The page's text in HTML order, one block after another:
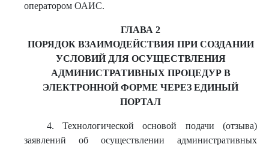
оператором ОАИС.
ГЛАВА 2
ПОРЯДОК ВЗАИМОДЕЙСТВИЯ ПРИ СОЗДАНИИ
УСЛОВИЙ ДЛЯ ОСУЩЕСТВЛЕНИЯ
АДМИНИСТРАТИВНЫХ ПРОЦЕДУР В
ЭЛЕКТРОННОЙ ФОРМЕ ЧЕРЕЗ ЕДИНЫЙ
ПОРТАЛ
4. Технологической основой подачи (отзыва)
заявлений об осуществлении административных